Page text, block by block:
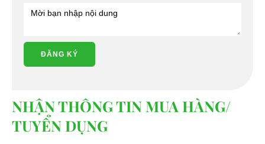
ĐĂNG KÝ
NHẬN THÔNG TIN MUA HÀNG/
TUYỂN DỤNG